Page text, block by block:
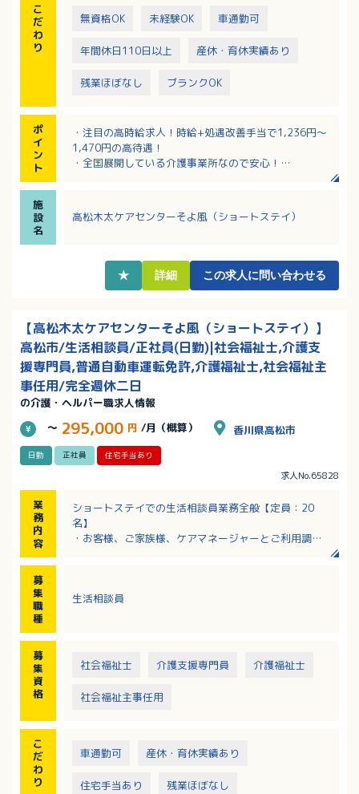
こ
だ
わ
り
無資格OK 未経験OK 車通勤可
年間休日110日以上 産休・育休実績あり
残業ほぼなし ブランクOK
ポ
イ
ン
ト
・注目の高時給求人！時給+処遇改善手当で1,236円～
1,470円の高待遇！
・全国展開している介護事業所なので安心！
ください
施
設
名
高松木太ケアセンターそよ風（ショートステイ）
★ 詳細 この求人に問い合わせる
【高松木太ケアセンターそよ風（ショートステイ）】
高松市/生活相談員/正社員(日勤)|社会福祉士,介護支
援専門員,普通自動車運転免許,介護福祉士,社会福祉主
事任用/完全週休二日
の介護・ヘルパー職求人情報
～ 295,000 円 /月（概算） 香川県高松市
日勤 正社員 住宅手当あり
求人No.65828
業
務
内
容
ショートステイでの生活相談員業務全般【定員：20
名】
・お客様、ご家族様、ケアマネージャーとご利用調整
・居宅介護支援、病院、地域等への広報活動
募
集
職
種
生活相談員
募
集
資
格
社会福祉士 介護支援専門員 介護福祉士
社会福祉主事任用
こ
だ
わ
り
車通勤可 産休・育休実績あり
住宅手当あり 残業ほぼなし